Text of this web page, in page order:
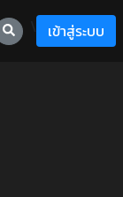
เข้าสู่ระบบ